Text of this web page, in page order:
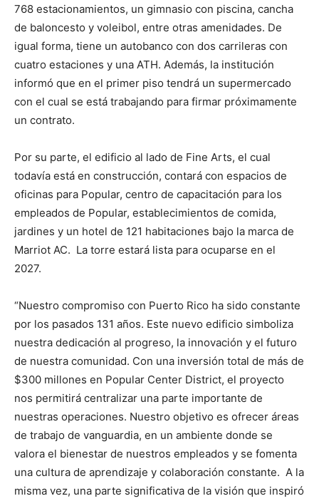
768 estacionamientos, un gimnasio con piscina, cancha
de baloncesto y voleibol, entre otras amenidades. De
igual forma, tiene un autobanco con dos carrileras con
cuatro estaciones y una ATH. Además, la institución
informó que en el primer piso tendrá un supermercado
con el cual se está trabajando para firmar próximamente
un contrato.
Por su parte, el edificio al lado de Fine Arts, el cual
todavía está en construcción, contará con espacios de
oficinas para Popular, centro de capacitación para los
empleados de Popular, establecimientos de comida,
jardines y un hotel de 121 habitaciones bajo la marca de
Marriot AC. La torre estará lista para ocuparse en el
2027.
“Nuestro compromiso con Puerto Rico ha sido constante
por los pasados 131 años. Este nuevo edificio simboliza
nuestra dedicación al progreso, la innovación y el futuro
de nuestra comunidad. Con una inversión total de más de
$300 millones en Popular Center District, el proyecto
nos permitirá centralizar una parte importante de
nuestras operaciones. Nuestro objetivo es ofrecer áreas
de trabajo de vanguardia, en un ambiente donde se
valora el bienestar de nuestros empleados y se fomenta
una cultura de aprendizaje y colaboración constante. A la
misma vez, una parte significativa de la visión que inspiró